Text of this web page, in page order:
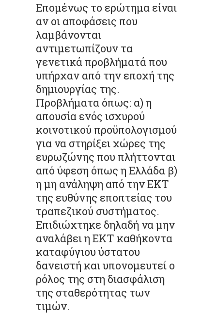
Επομένως το ερώτημα είναι
αν οι αποφάσεις που
λαμβάνονται
αντιμετωπίζουν τα
γενετικά προβλήματά που
υπήρχαν από την εποχή της
δημιουργίας της.
Προβλήματα όπως: α) η
απουσία ενός ισχυρού
κοινοτικού προϋπολογισμού
για να στηρίξει χώρες της
ευρωζώνης που πλήττονται
από ύφεση όπως η Ελλάδα β)
η μη ανάληψη από την ΕΚΤ
της ευθύνης εποπτείας του
τραπεζικού συστήματος.
Επιδιώχτηκε δηλαδή να μην
αναλάβει η ΕΚΤ καθήκοντα
καταφύγιου ύστατου
δανειστή και υπονομευτεί ο
ρόλος της στη διασφάλιση
της σταθερότητας των
τιμών.